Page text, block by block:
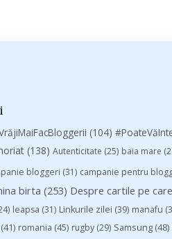
(104)
(138) Autenticitate (25) baia mare
bloggeri (31) campanie pentru
birta (253) Despre cartile pe
leapsa (31) Linkurile zilei (39) manafu
(41) romania (45) rugby (29) Samsung (48)